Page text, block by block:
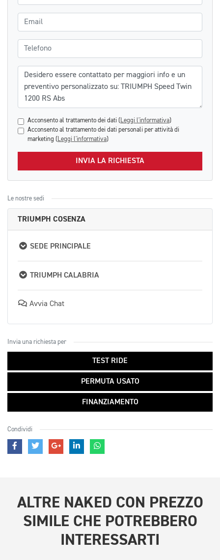
Email
Telefono
Messaggio
Acconsento al trattamento dei dati ( Leggi l'informativa)
Acconsento al trattamento dei dati personali per attività di
marketing ( Leggi l'informativa)
INVIA LA RICHIESTA
Le nostre sedi
TRIUMPH COSENZA
SEDE PRINCIPALE
TRIUMPH CALABRIA
Avvia Chat
Invia una richiesta per
TEST RIDE
PERMUTA USATO
FINANZIAMENTO
Condividi
ALTRE NAKED CON PREZZO
SIMILE CHE POTREBBERO
INTERESSARTI